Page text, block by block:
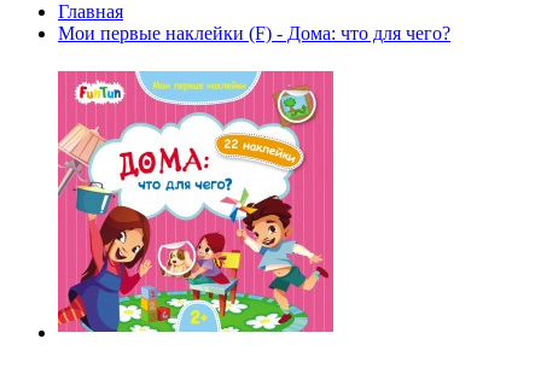
Главная
Мои первые наклейки (F) - Дома: что для чего?